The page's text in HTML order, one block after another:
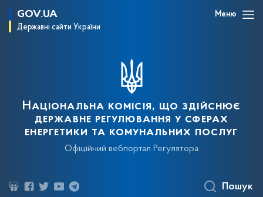
GOV.UA
Державні сайти України
Меню
Національна комісія, що здійснює
державне регулювання у сферах
енергетики та комунальних послуг
Офіційний вебпортал Регулятора
Пошук